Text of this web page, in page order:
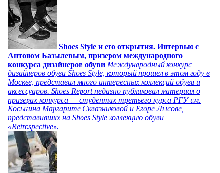
Shoes Style и его открытия. Интервью с
Антоном Базылевым, призером международного
конкурса дизайнеров обуви Международный конкурс
дизайнеров обуви Shoes Style, который прошел в этом году в
Москве, представил много интересных коллекций обуви и
аксессуаров. Shoes Report недавно публиковал материал о
призерах конкурса — студентах третьего курса РГУ им.
Косыгина Маргарите Сквазниковой и Егоре Лысове,
представивших на Shoes Style коллекцию обуви
«Retrospective».